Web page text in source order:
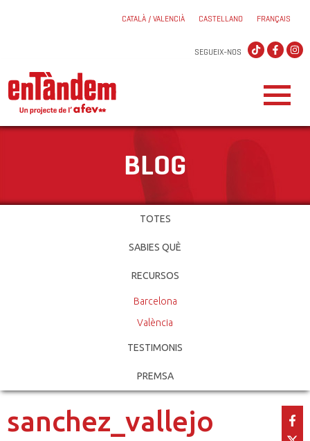
CATALÀ / VALENCIÀ CASTELLANO FRANÇAIS
SEGUEIX-NOS
BLOG
TOTES
SABIES QUÈ
RECURSOS
Barcelona
València
TESTIMONIS
PREMSA
sanchez_vallejo